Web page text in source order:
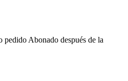
pedido Abonado después de la